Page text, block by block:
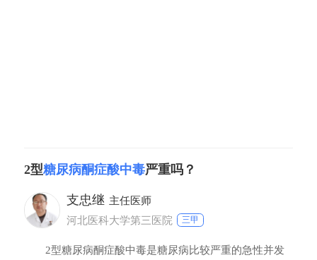
2型糖尿病酮症酸中毒严重吗？
支忠继 主任医师
河北医科大学第三医院
三甲
2型糖尿病酮症酸中毒是糖尿病比较严重的急性并发